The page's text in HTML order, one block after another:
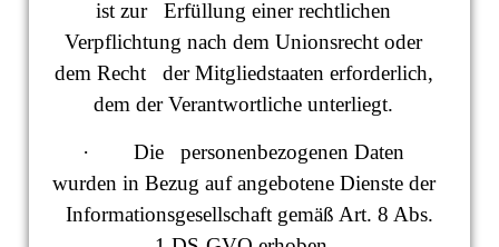
ist zur Erfüllung einer rechtlichen
Verpflichtung nach dem Unionsrecht oder
dem Recht der Mitgliedstaaten erforderlich,
dem der Verantwortliche unterliegt.
· Die personenbezogenen Daten
wurden in Bezug auf angebotene Dienste der
Informationsgesellschaft gemäß Art. 8 Abs.